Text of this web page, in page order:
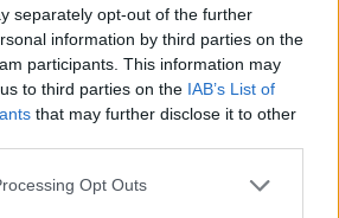
separately opt-out of the further
information by third parties on the
participants. This information may
to third parties on the IAB’s List of
that may further disclose it to other
Opt Outs
D-157318
Tulip